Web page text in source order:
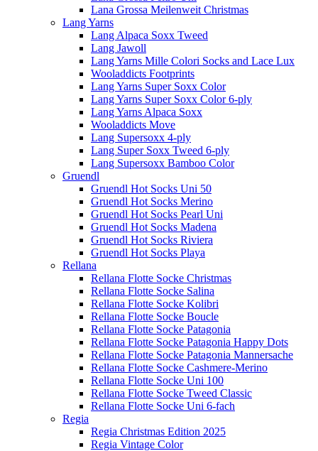
Lana Grossa Meilenweit Christmas
Lang Yarns
Lang Alpaca Soxx Tweed
Lang Jawoll
Lang Yarns Mille Colori Socks and Lace Lux
Wooladdicts Footprints
Lang Yarns Super Soxx Color
Lang Yarns Super Soxx Color 6-ply
Lang Yarns Alpaca Soxx
Wooladdicts Move
Lang Supersoxx 4-ply
Lang Super Soxx Tweed 6-ply
Lang Supersoxx Bamboo Color
Gruendl
Gruendl Hot Socks Uni 50
Gruendl Hot Socks Merino
Gruendl Hot Socks Pearl Uni
Gruendl Hot Socks Madena
Gruendl Hot Socks Riviera
Gruendl Hot Socks Playa
Rellana
Rellana Flotte Socke Christmas
Rellana Flotte Socke Salina
Rellana Flotte Socke Kolibri
Rellana Flotte Socke Boucle
Rellana Flotte Socke Patagonia
Rellana Flotte Socke Patagonia Happy Dots
Rellana Flotte Socke Patagonia Mannersache
Rellana Flotte Socke Cashmere-Merino
Rellana Flotte Socke Uni 100
Rellana Flotte Socke Tweed Classic
Rellana Flotte Socke Uni 6-fach
Regia
Regia Christmas Edition 2025
Regia Vintage Color